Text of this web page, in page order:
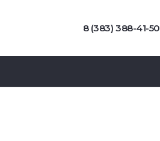
8 (383) 388-41-50